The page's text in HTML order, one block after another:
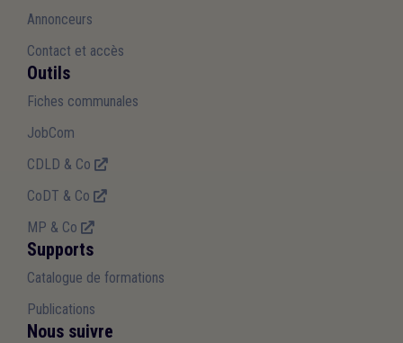
Annonceurs
Contact et accès
Outils
Fiches communales
JobCom
CDLD & Co
CoDT & Co
MP & Co
Supports
Catalogue de formations
Publications
Nous suivre